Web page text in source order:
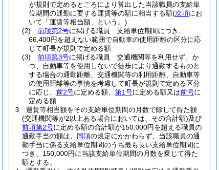
が規則で定めるところにより算出した当該職員の支給単
位期間の通勤に要する運賃等の額に相当する額(次項にお
いて「運賃等相当額」という。)
(2)
前項第2号に掲げる職員 支給単位期間につき、
66,400円を超えない範囲で自動車の使用距離の区分に応
じて町長が規則で定める額
(3)
前項第3号に掲げる職員 交通機関等を利用せず、か
つ、自動車等を使用しないで徒歩により通勤するものと
する場合の通勤距離、交通機関等の利用距離、自動車等
の使用距離等の事情を考慮して町長が規則で定める区分
に応じ、 前2号に定める額、 第1号に定める額又は前号に
定める額
3
運賃等相当額をその支給単位期間の月数で除して得た額
(交通機関等が2以上ある場合においては、その合計額)及び
前項第2号に定める額の合計額が150,000円を超える職員の
通勤手当の額は、 同項の規定にかかわらず、当該職員の通
勤手当に係る支給単位期間のうち最も長い支給単位期間に
つき、150,000円に当該支給単位期間の月数を乗じて得た
額とする。